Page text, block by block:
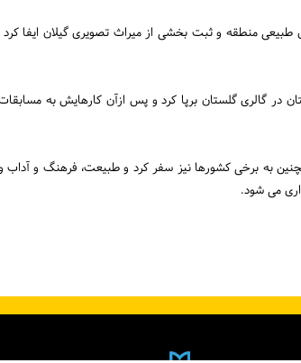
منطقه و ثبت بخشی از میراث تصویری گیلان ایفا
۶۷ با کمک زنده یاد کاوه گلستان در گالری گلستان برپا کرد و پس ازآن
و همچنین به برخی کشورها نیز سفر کرد و طبیعت، فرهنگ